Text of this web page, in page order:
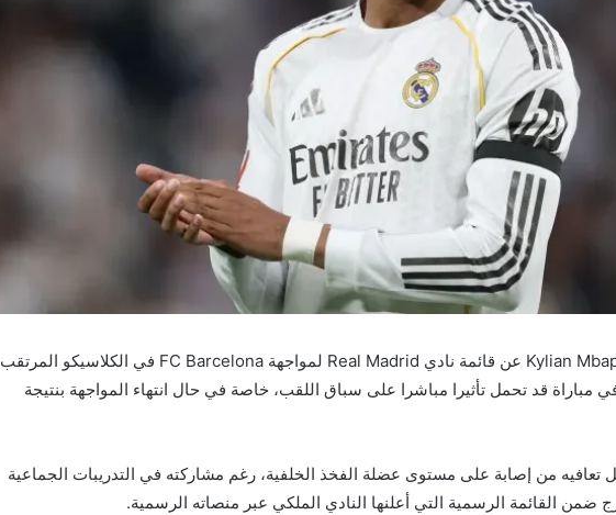
غاب النجم الفرنسي Kylian Mbappé عن قائمة نادي Real Madrid لمواجهة FC Barcelona في الكلاسيكو المرتقب
مباراة قد تحمل تأثيرا مباشرا على سباق اللقب، خاصة في حال انتهاء المواجهة بنتيجة
من إصابة على مستوى عضلة الفخذ الخلفية، رغم مشاركته في التدريبات الجماعية
ضمن القائمة الرسمية التي أعلنها النادي الملكي عبر منصاته الرسمية.